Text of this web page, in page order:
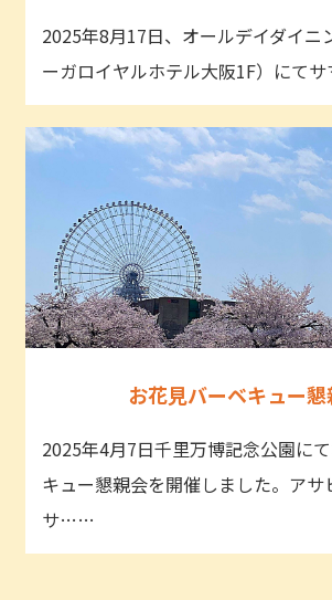
2025年8月17日、オールデイダイニ
ーガロイヤルホテル大阪1F）にて
お花見バーベキュー
2025年4月7日千里万博記念公園に
キュー懇親会を開催しました。アサ
サ……